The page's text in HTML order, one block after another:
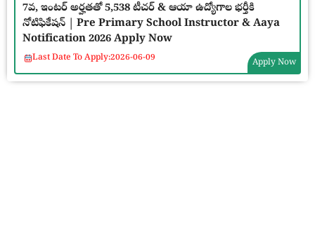
7వ, ఇంటర్ అర్హతతో 5,538 టీచర్ & ఆయా ఉద్యోగాల భర్తీకి
నోటిఫికేషన్ | Pre Primary School Instructor & Aaya
Notification 2026 Apply Now
Last Date To Apply:2026-06-09 Apply Now